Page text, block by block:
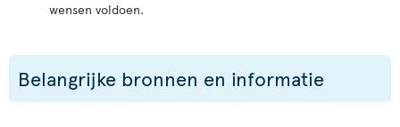
wensen voldoen.
Belangrijke bronnen en informatie